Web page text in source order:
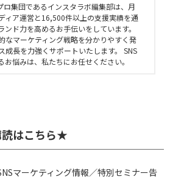
ロ集団であるインスタラボ編集部は、月
ィア運営と16,500件以上の支援実績を通
ンド力を高めるお手伝いをしています。
なマーケティング戦略を分かりやすく発
成長を力強くサポートいたします。 SNS
お悩みは、私たちにお任せください。
はこちら★
マーケティング情報／特別セミナー告